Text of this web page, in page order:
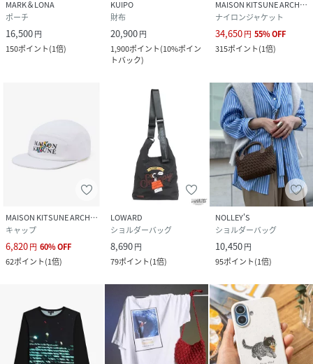
MARK＆LONA
ポーチ
16,500円
150ポイント(1倍)
KUIPO
財布
20,900円
1,900ポイント(10%ポイン
トバック)
MAISON KITSUNE ARCHIVES
ナイロンジャケット
34,650円 55%OFF
315ポイント(1倍)
MAISON KITSUNE ARCHIVES
キャップ
6,820円 60%OFF
62ポイント(1倍)
LOWARD
ショルダーバッグ
8,690円
79ポイント(1倍)
NOLLEY'S
ショルダーバッグ
10,450円
95ポイント(1倍)